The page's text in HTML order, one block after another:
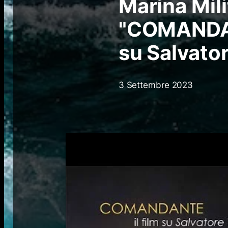
Marina
su
3 Settembre 2023